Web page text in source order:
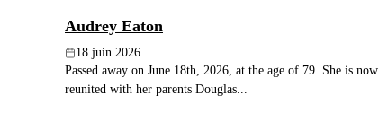
Audrey Eaton
18 juin 2026
Passed away on June 18th, 2026, at the age of 79. She is now
reunited with her parents Douglas...